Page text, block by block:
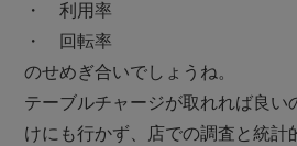
・ 利用率
・ 回転率
のせめぎ合いでしょうね。
テーブルチャージが取れれば良い
けにも行かず、店での調査と統計